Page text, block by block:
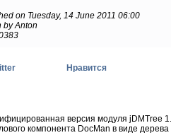
on Tuesday, 14 June 2011 06:00
by Anton
Нравится
версия модуля jDMTree
компонента DocMan в виде